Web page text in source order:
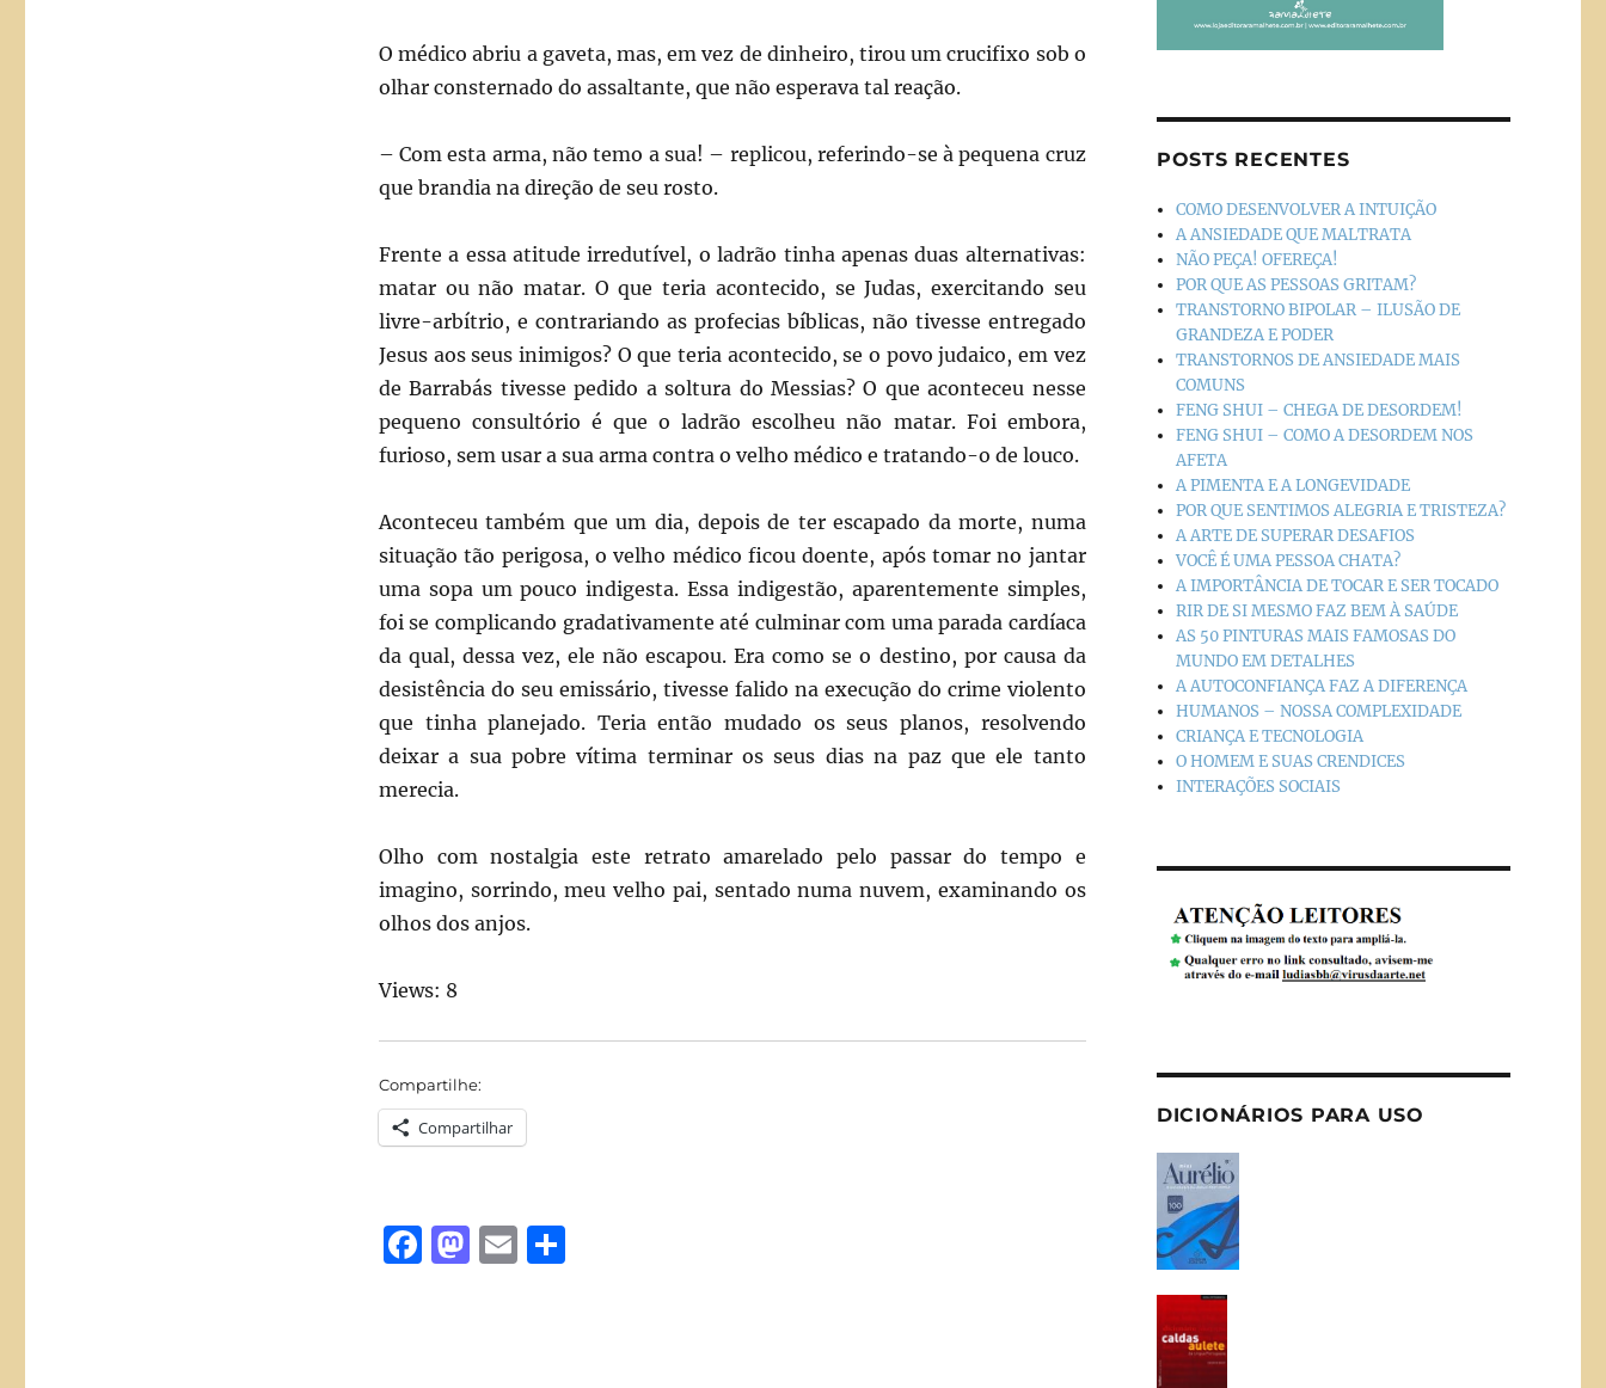
O médico abriu a gaveta, mas, em vez de dinheiro, tirou um crucifixo sob o
olhar consternado do assaltante, que não esperava tal reação.
– Com esta arma, não temo a sua! – replicou, referindo-se à pequena cruz
que brandia na direção de seu rosto.
Frente a essa atitude irredutível, o ladrão tinha apenas duas alternativas:
matar ou não matar. O que teria acontecido, se Judas, exercitando seu
livre-arbítrio, e contrariando as profecias bíblicas, não tivesse entregado
Jesus aos seus inimigos? O que teria acontecido, se o povo judaico, em vez
de Barrabás tivesse pedido a soltura do Messias? O que aconteceu nesse
pequeno consultório é que o ladrão escolheu não matar. Foi embora,
furioso, sem usar a sua arma contra o velho médico e tratando-o de louco.
Aconteceu também que um dia, depois de ter escapado da morte, numa
situação tão perigosa, o velho médico ficou doente, após tomar no jantar
uma sopa um pouco indigesta. Essa indigestão, aparentemente simples,
foi se complicando gradativamente até culminar com uma parada cardíaca
da qual, dessa vez, ele não escapou. Era como se o destino, por causa da
desistência do seu emissário, tivesse falido na execução do crime violento
que tinha planejado. Teria então mudado os seus planos, resolvendo
deixar a sua pobre vítima terminar os seus dias na paz que ele tanto
merecia.
Olho com nostalgia este retrato amarelado pelo passar do tempo e
imagino, sorrindo, meu velho pai, sentado numa nuvem, examinando os
olhos dos anjos.
Views: 8
Compartilhe:
Compartilhar
F M E S
POSTS RECENTES
COMO DESENVOLVER A INTUIÇÃO
A ANSIEDADE QUE MALTRATA
NÃO PEÇA! OFEREÇA!
POR QUE AS PESSOAS GRITAM?
TRANSTORNO BIPOLAR – ILUSÃO DE
GRANDEZA E PODER
TRANSTORNOS DE ANSIEDADE MAIS
COMUNS
FENG SHUI – CHEGA DE DESORDEM!
FENG SHUI – COMO A DESORDEM NOS
AFETA
A PIMENTA E A LONGEVIDADE
POR QUE SENTIMOS ALEGRIA E TRISTEZA?
A ARTE DE SUPERAR DESAFIOS
VOCÊ É UMA PESSOA CHATA?
A IMPORTÂNCIA DE TOCAR E SER TOCADO
RIR DE SI MESMO FAZ BEM À SAÚDE
AS 50 PINTURAS MAIS FAMOSAS DO
MUNDO EM DETALHES
A AUTOCONFIANÇA FAZ A DIFERENÇA
HUMANOS – NOSSA COMPLEXIDADE
CRIANÇA E TECNOLOGIA
O HOMEM E SUAS CRENDICES
INTERAÇÕES SOCIAIS
DICIONÁRIOS PARA USO